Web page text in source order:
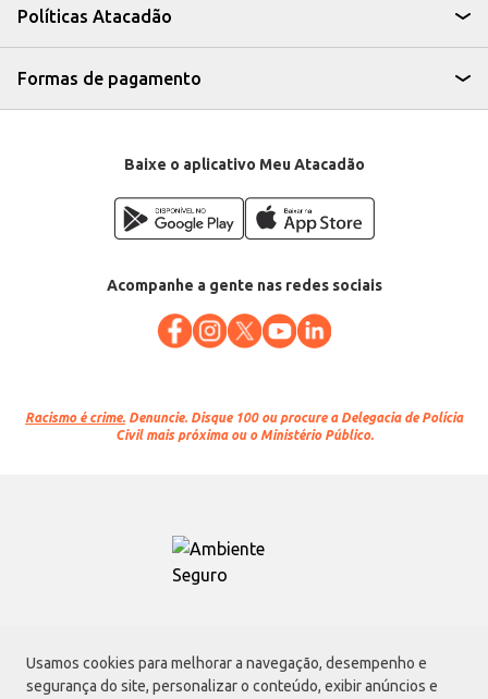
Usamos cookies para melhorar a navegação, desempenho e
segurança do site, personalizar o conteúdo, exibir anúncios e
Políticas Atacadão
Formas de pagamento
Baixe o aplicativo Meu Atacadão
Acompanhe a gente nas redes sociais
Racismo é crime. Denuncie. Disque 100 ou procure a Delegacia de Polícia
Civil mais próxima ou o Ministério Público.
Atacadão S.A.
Avenida Morvan Dias de Figueiredo, 6169, Vila Maria, São Paulo - SP | CEP
02170-901 | CNPJ: 75.315.333/0001-09